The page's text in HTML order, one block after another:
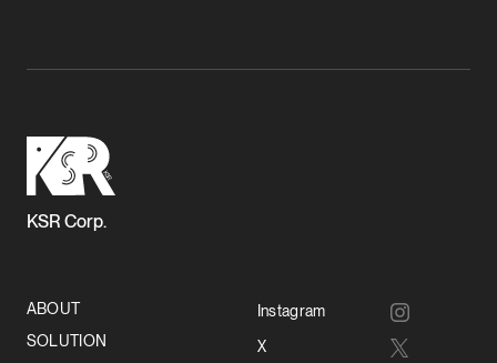
KSR Corp.
ABOUT
SOLUTION
Instagram
X